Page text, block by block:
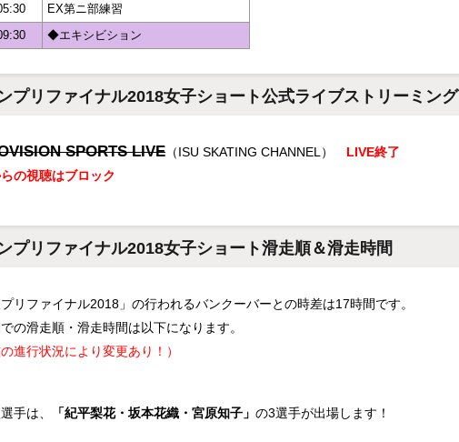
EX第ニ部練習
◆エキシビション
プリファイナル2018女子ショート公式ライブストリーミング
SPORTS LIVE （ISU SKATING CHANNEL） LIVE終了
の視聴はブロック
プリファイナル2018女子ショート滑走順＆滑走時間
プリファイナル2018」の行われるバンクーバーとの時差は17時間です。
の滑走順・滑走時間は以下になります。
進行状況により変更あり！）
手は、 「紀平梨花・坂本花織・宮原知子」 の3選手が出場します！